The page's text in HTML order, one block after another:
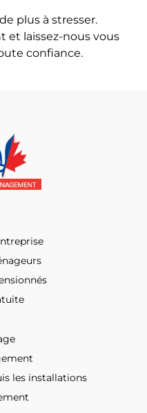
plus à stresser.
et laissez-nous vous
confiance.
les installations